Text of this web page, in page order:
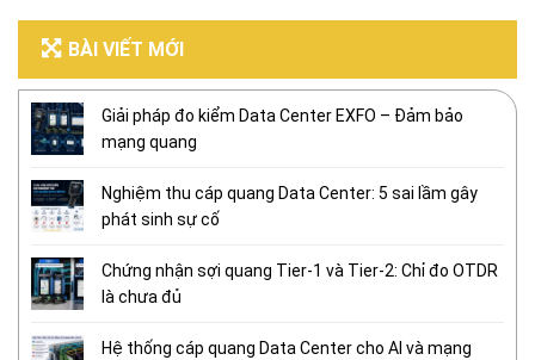
BÀI VIẾT MỚI
Giải pháp đo kiểm Data Center EXFO – Đảm bảo
mạng quang
Nghiệm thu cáp quang Data Center: 5 sai lầm gây
phát sinh sự cố
Chứng nhận sợi quang Tier-1 và Tier-2: Chỉ đo OTDR
là chưa đủ
Hệ thống cáp quang Data Center cho AI và mạng